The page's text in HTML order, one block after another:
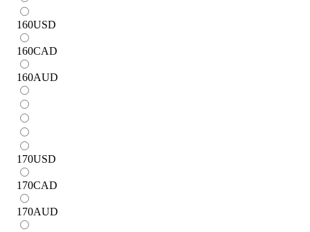
160USD
160CAD
160AUD
170USD
170CAD
170AUD